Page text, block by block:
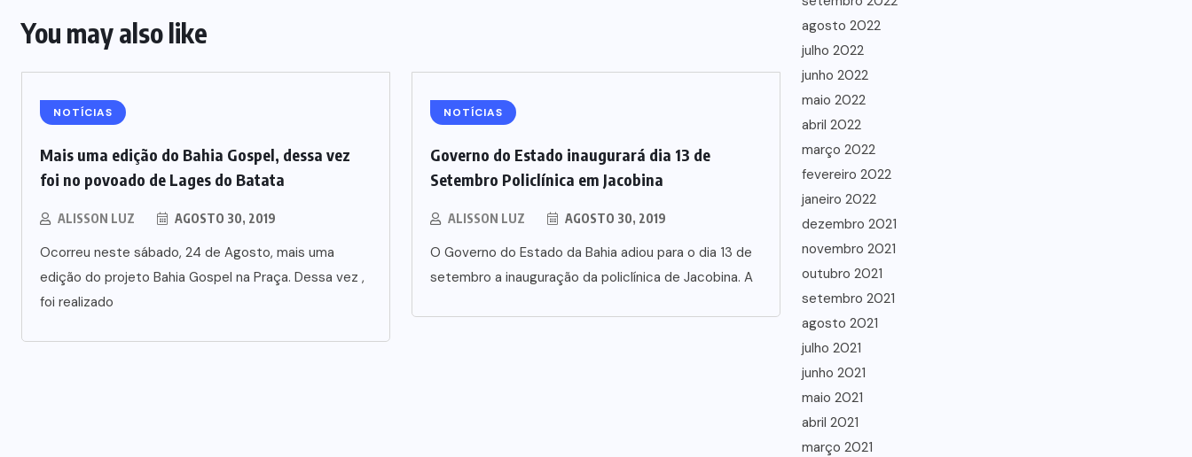
You may also like
NOTÍCIAS
Mais uma edição do Bahia Gospel, dessa vez
foi no povoado de Lages do Batata
ALISSON LUZ AGOSTO 30, 2019
Ocorreu neste sábado, 24 de Agosto, mais uma
edição do projeto Bahia Gospel na Praça. Dessa vez ,
foi realizado
NOTÍCIAS
Governo do Estado inaugurará dia 13 de
Setembro Policlínica em Jacobina
ALISSON LUZ AGOSTO 30, 2019
O Governo do Estado da Bahia adiou para o dia 13 de
setembro a inauguração da policlínica de Jacobina. A
agosto 2022
julho 2022
junho 2022
maio 2022
abril 2022
março 2022
fevereiro 2022
janeiro 2022
dezembro 2021
novembro 2021
outubro 2021
setembro 2021
agosto 2021
julho 2021
junho 2021
maio 2021
abril 2021
março 2021